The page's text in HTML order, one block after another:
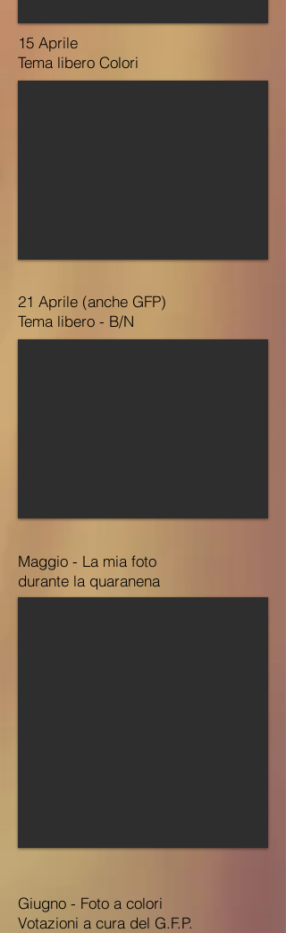
15 Aprile
Tema libero Colori
21 Aprile (anche GFP)
Tema libero - B/N
Maggio - La mia foto
durante la quaranena
Giugno - Foto a colori
Votazioni a cura del G.F.P.